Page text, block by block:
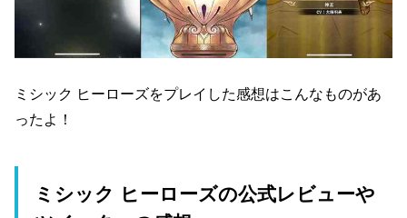
ミシック ヒーローズをプレイした感想はこんなものがあ
ったよ！
ミシック ヒーローズの公式レビューや